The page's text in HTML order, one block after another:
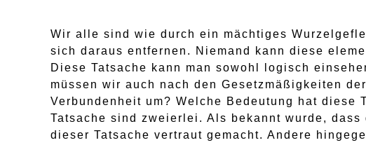
Wir alle sind wie durch ein mächtiges
sich daraus entfernen. Niemand kann diese
Diese Tatsache kann man sowohl logisch
müssen wir auch nach den Gesetzmäßigkeiten
Verbundenheit um? Welche Bedeutung hat
Tatsache sind zweierlei. Als bekannt wurde,
dieser Tatsache vertraut gemacht. Andere